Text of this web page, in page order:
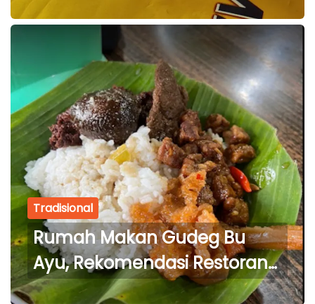
dengan Harga Terjangkau
Tradisional
Rumah Makan Gudeg Bu
Ayu, Rekomendasi Restoran
yang Menyajikan Masakan